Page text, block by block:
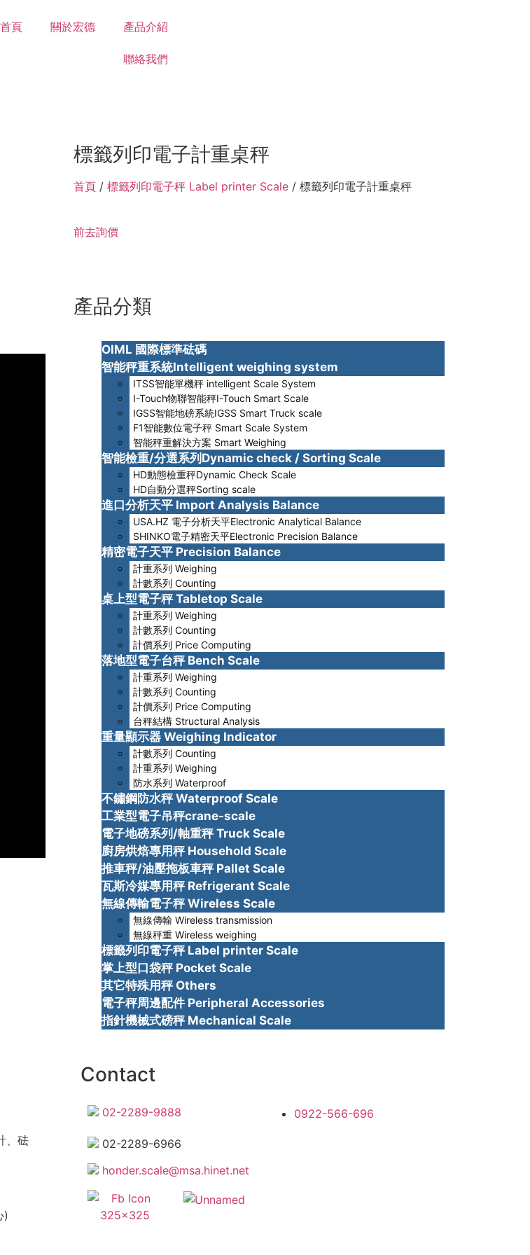
首頁 關於宏德 產品介紹
聯絡我們
標籤列印電子計重桌秤
首頁 / 標籤列印電子秤 Label printer Scale / 標籤列印電子計重桌秤
前去詢價
產品分類
OIML 國際標準砝碼
智能秤重系統Intelligent weighing system
ITSS智能單機秤 intelligent Scale System
I-Touch物聯智能秤I-Touch Smart Scale
IGSS智能地磅系統IGSS Smart Truck scale
F1智能數位電子秤 Smart Scale System
智能秤重解決方案 Smart Weighing
智能檢重/分選系列Dynamic check / Sorting Scale
HD動態檢重秤Dynamic Check Scale
HD自動分選秤Sorting scale
進口分析天平 Import Analysis Balance
USA.HZ 電子分析天平Electronic Analytical Balance
SHINKO電子精密天平Electronic Precision Balance
精密電子天平 Precision Balance
計重系列 Weighing
計數系列 Counting
桌上型電子秤 Tabletop Scale
計重系列 Weighing
計數系列 Counting
計價系列 Price Computing
落地型電子台秤 Bench Scale
計重系列 Weighing
計數系列 Counting
計價系列 Price Computing
台秤結構 Structural Analysis
重量顯示器 Weighing Indicator
計數系列 Counting
計重系列 Weighing
防水系列 Waterproof
不鏽鋼防水秤 Waterproof Scale
工業型電子吊秤crane-scale
電子地磅系列/軸重秤 Truck Scale
廚房烘焙專用秤 Household Scale
推車秤/油壓拖板車秤 Pallet Scale
瓦斯冷媒專用秤 Refrigerant Scale
無線傳輸電子秤 Wireless Scale
無線傳輸 Wireless transmission
無線秤重 Wireless weighing
標籤列印電子秤 Label printer Scale
掌上型口袋秤 Pocket Scale
其它特殊用秤 Others
電子秤周邊配件 Peripheral Accessories
指針機械式磅秤 Mechanical Scale
、砝
)
Contact
02-2289-9888 0922-566-696
02-2289-6966
honder.scale@msa.hinet.net